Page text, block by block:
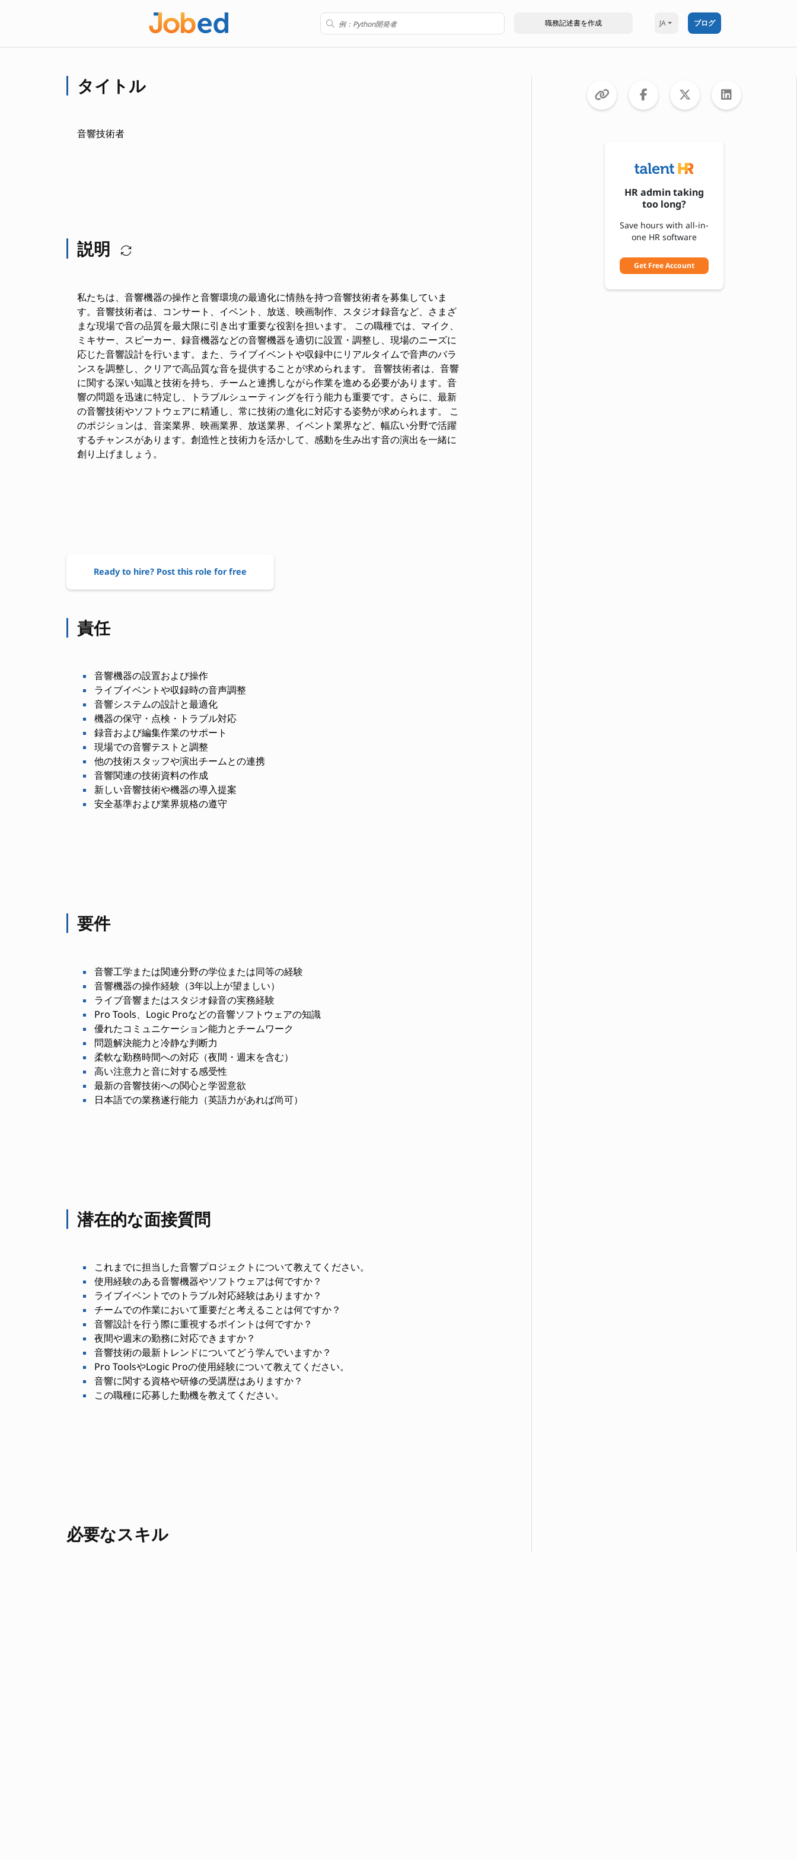
JA ブログ
タイトル
音響技術者
説明
私たちは、音響機器の操作と音響環境の最適化に情熱を持つ音響技術者を募集していま
す。音響技術者は、コンサート、イベント、放送、映画制作、スタジオ録音など、さまざ
まな現場で音の品質を最大限に引き出す重要な役割を担います。 この職種では、マイク、
ミキサー、スピーカー、録音機器などの音響機器を適切に設置・調整し、現場のニーズに
応じた音響設計を行います。また、ライブイベントや収録中にリアルタイムで音声のバラ
ンスを調整し、クリアで高品質な音を提供することが求められます。 音響技術者は、音響
に関する深い知識と技術を持ち、チームと連携しながら作業を進める必要があります。音
響の問題を迅速に特定し、トラブルシューティングを行う能力も重要です。さらに、最新
の音響技術やソフトウェアに精通し、常に技術の進化に対応する姿勢が求められます。 こ
のポジションは、音楽業界、映画業界、放送業界、イベント業界など、幅広い分野で活躍
するチャンスがあります。創造性と技術力を活かして、感動を生み出す音の演出を一緒に
創り上げましょう。
Ready to hire? Post this role for free
責任
音響機器の設置および操作
ライブイベントや収録時の音声調整
音響システムの設計と最適化
機器の保守・点検・トラブル対応
録音および編集作業のサポート
現場での音響テストと調整
他の技術スタッフや演出チームとの連携
音響関連の技術資料の作成
新しい音響技術や機器の導入提案
安全基準および業界規格の遵守
要件
音響工学または関連分野の学位または同等の経験
音響機器の操作経験（3年以上が望ましい）
ライブ音響またはスタジオ録音の実務経験
Pro Tools、Logic Proなどの音響ソフトウェアの知識
優れたコミュニケーション能力とチームワーク
問題解決能力と冷静な判断力
柔軟な勤務時間への対応（夜間・週末を含む）
高い注意力と音に対する感受性
最新の音響技術への関心と学習意欲
日本語での業務遂行能力（英語力があれば尚可）
潜在的な面接質問
これまでに担当した音響プロジェクトについて教えてください。
使用経験のある音響機器やソフトウェアは何ですか？
ライブイベントでのトラブル対応経験はありますか？
チームでの作業において重要だと考えることは何ですか？
音響設計を行う際に重視するポイントは何ですか？
夜間や週末の勤務に対応できますか？
音響技術の最新トレンドについてどう学んでいますか？
Pro ToolsやLogic Proの使用経験について教えてください。
音響に関する資格や研修の受講歴はありますか？
この職種に応募した動機を教えてください。
必要なスキル
HR admin taking
too long?
Save hours with all-in-
one HR software
Get Free Account